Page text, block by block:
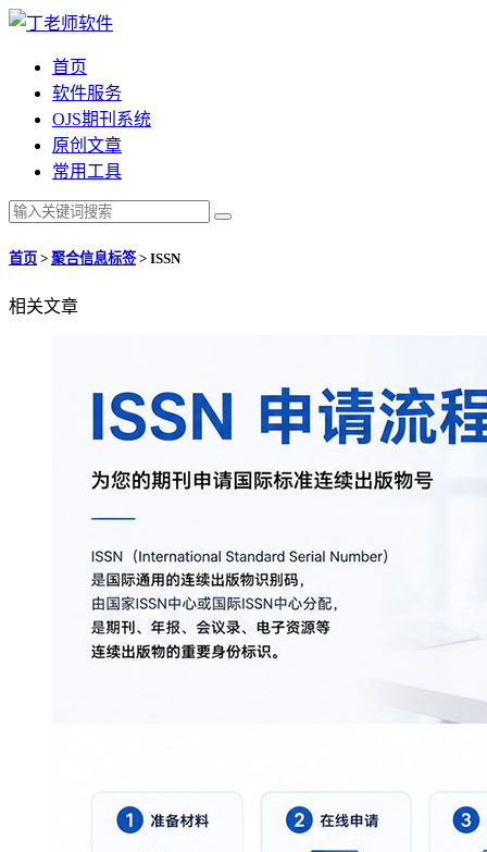
首页
软件服务
OJS期刊系统
原创文章
常用工具
首页 > 聚合信息标签> ISSN
相关文章